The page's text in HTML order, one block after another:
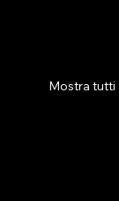
Mostra tutti